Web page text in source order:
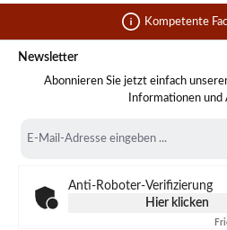
Kompetente
Newsletter
Abonnieren Sie jetzt einfach
Informationen und
Mail-
Anti-Roboter-Verifizierung
Hier klicken